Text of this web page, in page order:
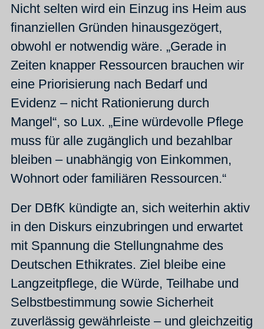
Nicht selten wird ein Einzug ins Heim aus
finanziellen Gründen hinausgezögert,
obwohl er notwendig wäre. „Gerade in
Zeiten knapper Ressourcen brauchen wir
eine Priorisierung nach Bedarf und
Evidenz – nicht Rationierung durch
Mangel“, so Lux. „Eine würdevolle Pflege
muss für alle zugänglich und bezahlbar
bleiben – unabhängig von Einkommen,
Wohnort oder familiären Ressourcen.“
Der DBfK kündigte an, sich weiterhin aktiv
in den Diskurs einzubringen und erwartet
mit Spannung die Stellungnahme des
Deutschen Ethikrates. Ziel bleibe eine
Langzeitpflege, die Würde, Teilhabe und
Selbstbestimmung sowie Sicherheit
zuverlässig gewährleiste – und gleichzeitig